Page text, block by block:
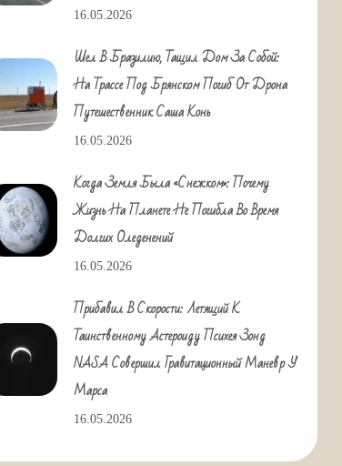
16.05.2026
Шел В Бразилию, Тащил Дом За Собой:
На Трассе Под Брянском Погиб От Дрона
Путешественник Саша Конь
16.05.2026
Когда Земля Была «снежком»: Почему
Жизнь На Планете Не Погибла Во Время
Долгих Оледенений
16.05.2026
Прибавил В Скорости: Летящий К
Таинственному Астероиду Психея Зонд
NASA Совершил Гравитационный Маневр У
Марса
16.05.2026